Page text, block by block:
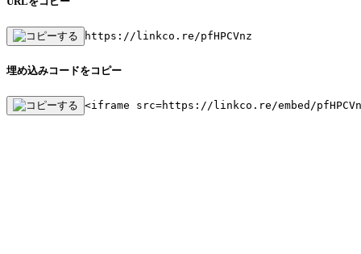
https://linkco.re/pfHPCVnz
埋め込みコードをコピー
<iframe src=https://linkco.re/embed/